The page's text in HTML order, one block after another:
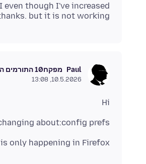
even though I've increased
but it is not working
Paul מפקח10 התורמים המובילים
10.5.2026, 13:08
Hi
about:config prefs.
only happening in Firefox?